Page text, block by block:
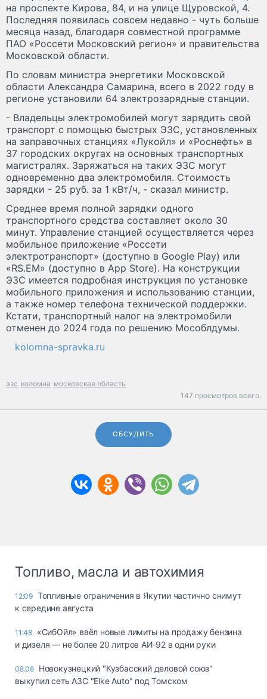
на проспекте Кирова, 84, и на улице Щуровской, 4.
Последняя появилась совсем недавно - чуть больше
месяца назад, благодаря совместной программе
ПАО «Россети Московский регион» и правительства
Московской области.
По словам министра энергетики Московской
области Александра Самарина, всего в 2022 году в
регионе установили 64 электрозарядные станции.
- Владельцы электромобилей могут зарядить свой
транспорт с помощью быстрых ЭЗС, установленных
на заправочных станциях «Лукойл» и «Роснефть» в
37 городских округах на основных транспортных
магистралях. Заряжаться на таких ЭЗС могут
одновременно два электромобиля. Стоимость
зарядки - 25 руб. за 1 кВт/ч, - сказал министр.
Среднее время полной зарядки одного
транспортного средства составляет около 30
минут. Управление станцией осуществляется через
мобильное приложение «Россети
электротранспорт» (доступно в Google Play) или
«RS.EM» (доступно в App Store). На конструкции
ЭЗС имеется подробная инструкция по установке
мобильного приложения и использованию станции,
а также номер телефона технической поддержки.
Кстати, транспортный налог на электромобили
отменен до 2024 года по решению Мособлдумы.
kolomna-spravka.ru
эзс коломна московская область
147 просмотров всего.
ОБСУДИТЬ
Топливо, масла и автохимия
12:09 Топливные ограничения в Якутии частично снимут
к середине августа
11:48 «СибОйл» ввёл новые лимиты на продажу бензина
и дизеля — не более 20 литров АИ‑92 в одни руки
08.08 Новокузнецкий "Кузбасский деловой союз"
выкупил сеть АЗС "Elke Auto" под Томском